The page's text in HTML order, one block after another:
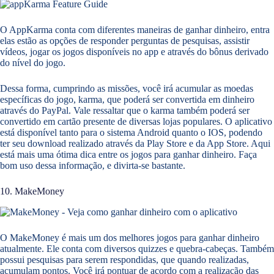
O AppKarma conta com diferentes maneiras de ganhar dinheiro, entra
elas estão as opções de responder perguntas de pesquisas, assistir
vídeos, jogar os jogos disponíveis no app e através do bônus derivado
do nível do jogo.
Dessa forma, cumprindo as missões, você irá acumular as moedas
específicas do jogo, karma, que poderá ser convertida em dinheiro
através do PayPal. Vale ressaltar que o karma também poderá ser
convertido em cartão presente de diversas lojas populares. O aplicativo
está disponível tanto para o sistema Android quanto o IOS, podendo
ter seu download realizado através da Play Store e da App Store. Aqui
está mais uma ótima dica entre os jogos para ganhar dinheiro. Faça
bom uso dessa informação, e divirta-se bastante.
10. MakeMoney
O MakeMoney é mais um dos melhores jogos para ganhar dinheiro
atualmente. Ele conta com diversos quizzes e quebra-cabeças. Também
possui pesquisas para serem respondidas, que quando realizadas,
acumulam pontos. Você irá pontuar de acordo com a realização das